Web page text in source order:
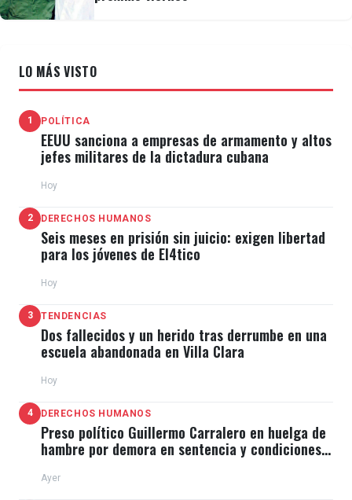
LO MÁS VISTO
1 POLÍTICA
EEUU sanciona a empresas de armamento y altos
jefes militares de la dictadura cubana
Hoy
2 DERECHOS HUMANOS
Seis meses en prisión sin juicio: exigen libertad
para los jóvenes de El4tico
Hoy
3 TENDENCIAS
Dos fallecidos y un herido tras derrumbe en una
escuela abandonada en Villa Clara
Hoy
4 DERECHOS HUMANOS
Preso político Guillermo Carralero en huelga de
hambre por demora en sentencia y condiciones
Ayer